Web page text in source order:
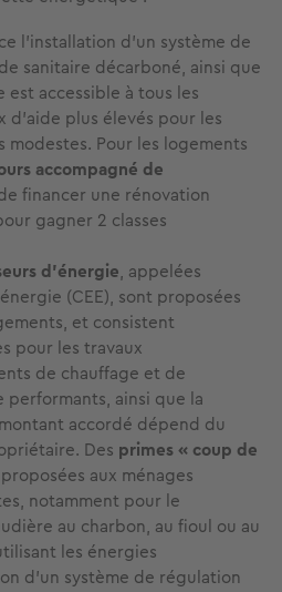
l’installation d’un système de
sanitaire décarboné, ainsi que
est accessible à tous les
d’aide plus élevés pour les
Pour les logements
accompagné de
financer une rénovation
gagner 2 classes
d’énergie, appelées
(CEE), sont proposées
et consistent
pour les travaux
de chauffage et de
performants, ainsi que la
accordé dépend du
Des primes « coup de
aux ménages
notamment pour le
au charbon, au fioul ou au
les énergies
d’un système de régulation